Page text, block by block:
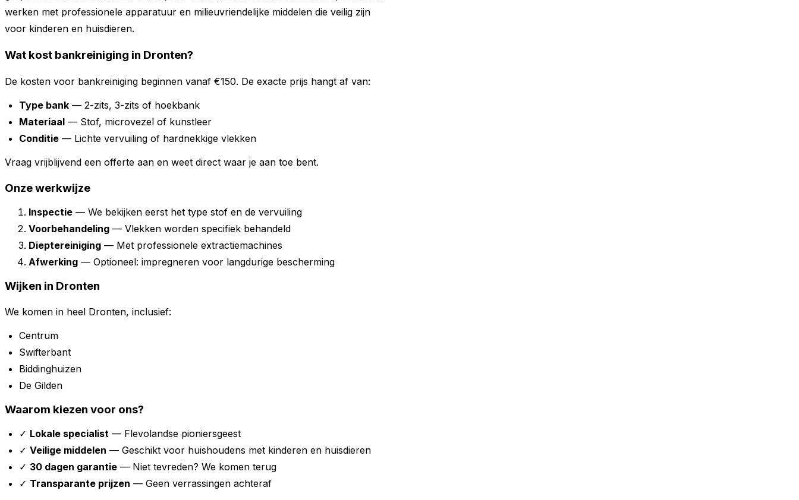
werken met professionele apparatuur en milieuvriendelijke middelen die veilig zijn
voor kinderen en huisdieren.
Wat kost bankreiniging in Dronten?
De kosten voor bankreiniging beginnen vanaf €150. De exacte prijs hangt af van:
Type bank — 2-zits, 3-zits of hoekbank
Materiaal — Stof, microvezel of kunstleer
Conditie — Lichte vervuiling of hardnekkige vlekken
Vraag vrijblijvend een offerte aan en weet direct waar je aan toe bent.
Onze werkwijze
Inspectie — We bekijken eerst het type stof en de vervuiling
Voorbehandeling — Vlekken worden specifiek behandeld
Dieptereiniging — Met professionele extractiemachines
Afwerking — Optioneel: impregneren voor langdurige bescherming
Wijken in Dronten
We komen in heel Dronten, inclusief:
Centrum
Swifterbant
Biddinghuizen
De Gilden
Waarom kiezen voor ons?
✓ Lokale specialist — Flevolandse pioniersgeest
✓ Veilige middelen — Geschikt voor huishoudens met kinderen en huisdieren
✓ 30 dagen garantie — Niet tevreden? We komen terug
✓ Transparante prijzen — Geen verrassingen achteraf